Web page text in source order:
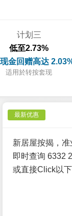
计划三
低至2.73%
金回赠高达
适用於转按套现
最新优惠
新居屋按揭，准
即时查询 6332
或直接Click以